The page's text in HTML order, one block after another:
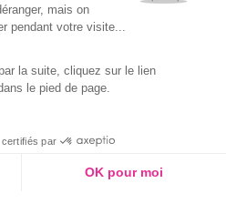
mais on
pendant votre visite...
la suite, cliquez sur le lien
le pied de page.
par
OK pour moi